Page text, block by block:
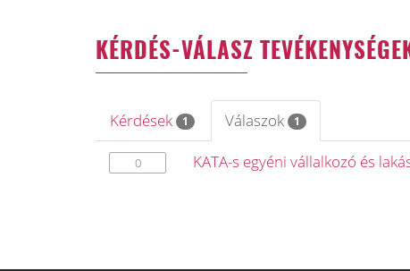
KÉRDÉS-VÁLASZ
Kérdések 1 Válaszok 1
0 KATA-s egyéni vállalkozó és